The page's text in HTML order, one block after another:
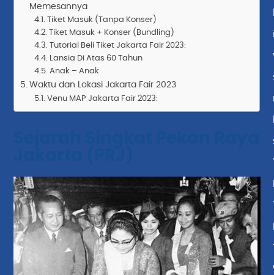
Memesannya
Tiket Masuk (Tanpa Konser)
Tiket Masuk + Konser (Bundling)
Tutorial Beli Tiket Jakarta Fair 2023:
Lansia Di Atas 60 Tahun
Anak – Anak
Waktu dan Lokasi Jakarta Fair 2023
Venu MAP Jakarta Fair 2023: